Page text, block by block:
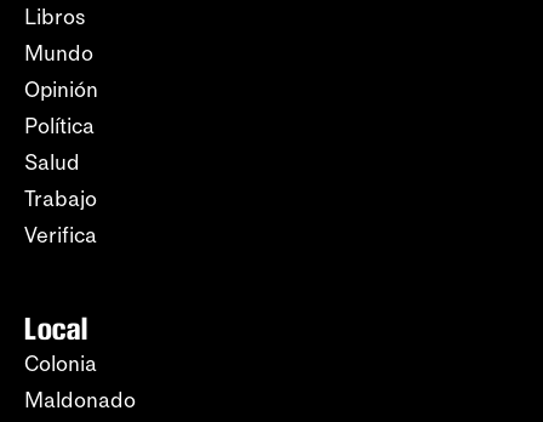
Libros
Mundo
Opinión
Política
Salud
Trabajo
Verifica
Local
Colonia
Maldonado